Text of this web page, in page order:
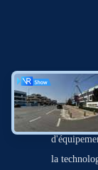
Le
la